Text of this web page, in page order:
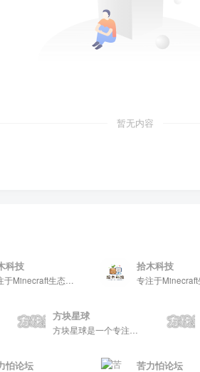
暂无内容
技
专注于Minecraft生态建设
拾木科技
方块星球
论坛 苦力怕论坛